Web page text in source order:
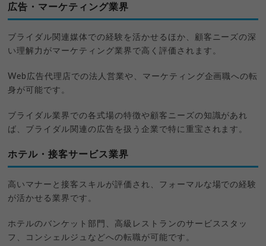
広告・マーケティング業界
ブライダル関連媒体での経験を活かせるほか、顧客ニーズの深
い理解力がマーケティング業界で高く評価されます。
Web広告代理店での法人営業や、マーケティング企画職への転
身が可能です。
ブライダル業界での各式場の特徴や顧客ニーズの知識があれ
ば、ブライダル関連の広告を扱う企業で特に重宝されます。
ホテル・接客サービス業界
高いマナーと接客スキルが評価され、フォーマルな場での経験
が活かせる業界です。
ホテルのバンケット部門、高級レストランのサービススタッ
フ、コンシェルジュなどへの転職が可能です。